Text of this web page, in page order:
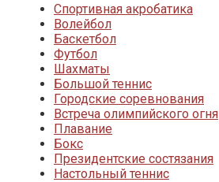
Спортивная акробатика
Волейбол
Баскетбол
Футбол
Шахматы
Большой теннис
Городские соревнования
Встреча олимпийского огня
Плавание
Бокс
Президентские состязания
Настольный теннис